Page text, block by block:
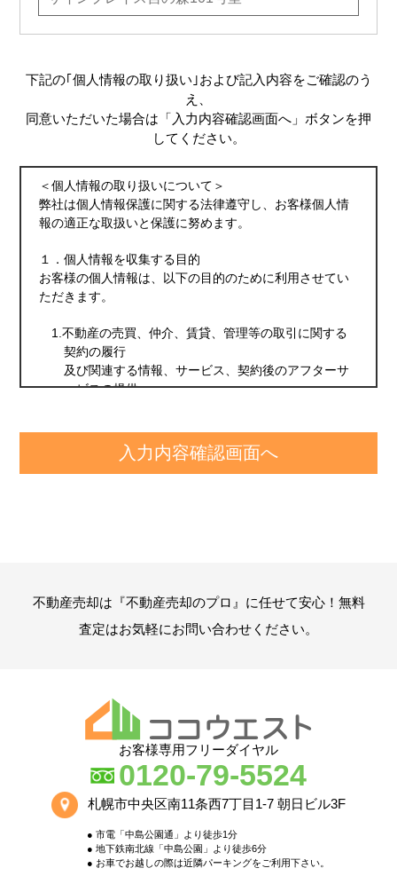
下記の｢個人情報の取り扱い｣および記入内容をご確認のう
え、
同意いただいた場合は「入力内容確認画面へ」ボタンを押
してください。
＜個人情報の取り扱いについて＞
弊社は個人情報保護に関する法律遵守し、お客様個人情
報の適正な取扱いと保護に努めます。
１．個人情報を収集する目的
お客様の個人情報は、以下の目的のために利用させてい
ただきます。
1.不動産の売買、仲介、賃貸、管理等の取引に関する
契約の履行
及び関連する情報、サービス、契約後のアフターサ
ービスの提供
3.当社の取扱う不動産に関連する保険の契約の履行、
情報、サービスの提供
２．収集する情報の種類
収集される情報は主に以下の個人情報になります。
■不動産に関する物件情報（物件種目、所在地、価格、
交通、構造、規模、面積、間取り、付帯設備など）
■その他申込書、契約書、アンケート等で、お尋ねした
情報（お客様の職業、キャンペーンの応募及び景品
の発送のための氏名・住所、アンケート回答、ご意
見、お問合せ時に必要な情報）
これらの情報は、上記個人情報の収集の目的のために利
用されます
３．情報の管理方法
不動産売却は『不動産売却のプロ』に任せて安心！無料
査定はお気軽にお問い合わせください。
お客様専用フリーダイヤル
0120-79-5524
札幌市中央区南11条西7丁目1-7 朝日ビル3F
● 市電「中島公園通」より徒歩1分
● 地下鉄南北線「中島公園」より徒歩6分
● お車でお越しの際は近隣パーキングをご利用下さい。